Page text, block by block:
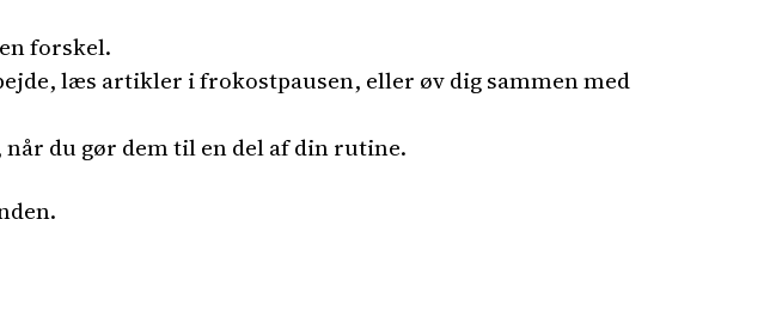
forskel.
læs artikler i frokostpausen, eller øv dig sammen med
du gør dem til en del af din rutine.